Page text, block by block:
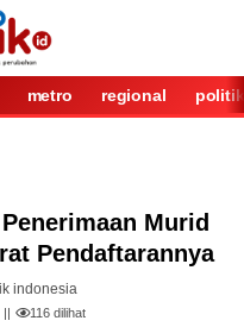
metro regional politik
Murid
Pendaftarannya
indonesia
116dilihat